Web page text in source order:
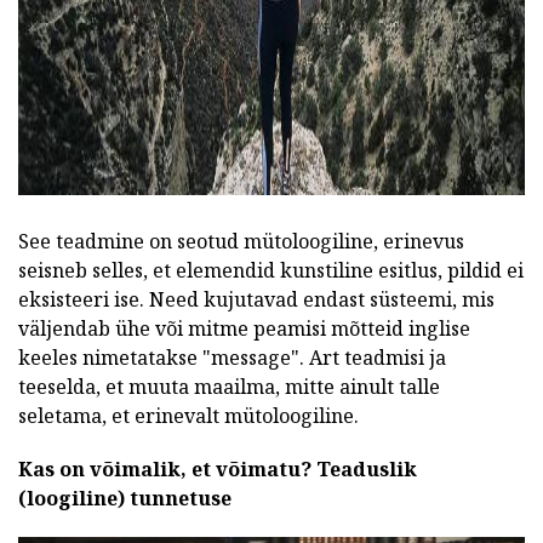
See teadmine on seotud mütoloogiline, erinevus
seisneb selles, et elemendid kunstiline esitlus, pildid ei
eksisteeri ise. Need kujutavad endast süsteemi, mis
väljendab ühe või mitme peamisi mõtteid inglise
keeles nimetatakse "message". Art teadmisi ja
teeselda, et muuta maailma, mitte ainult talle
seletama, et erinevalt mütoloogiline.
Kas on võimalik, et võimatu? Teaduslik
(loogiline) tunnetuse